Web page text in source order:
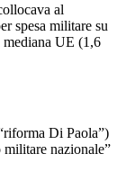
al
spesa militare su
UE (1,6
Di Paola”)
nazionale”